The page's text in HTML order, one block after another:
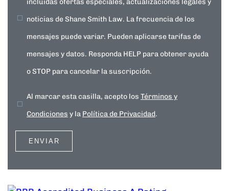
incluidas ofertas especiales, actualizaciones legales y
noticias de Shane Smith Law. La frecuencia de los
mensajes puede variar. Pueden aplicarse tarifas de
mensajes y datos. Responda HELP para obtener ayuda
o STOP para cancelar la suscripción.
Al marcar esta casilla, acepto los Términos y
Condiciones y la Política de Privacidad.